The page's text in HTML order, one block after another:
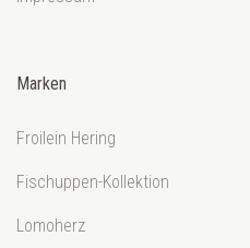
Marken
Froilein Hering
Fischuppen-Kollektion
Lomoherz